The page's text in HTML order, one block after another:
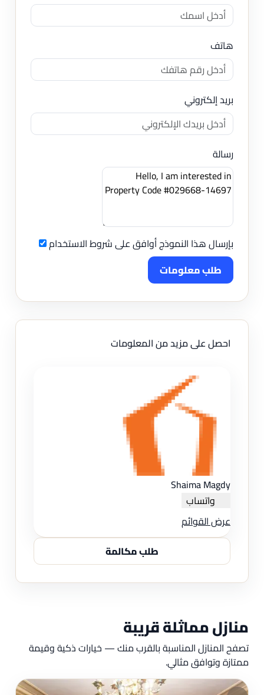
هاتف
بريد إلكتروني
رسالة
بإرسال هذا النموذج أوافق على شروط الاستخدام
طلب معلومات
احصل على مزيد من المعلومات
Shaima Magdy
واتساب
عرض القوائم
طلب مكالمة
منازل مماثلة قريبة
تصفح المنازل المناسبة بالقرب منك — خيارات ذكية وقيمة
ممتازة وتوافق مثالي.